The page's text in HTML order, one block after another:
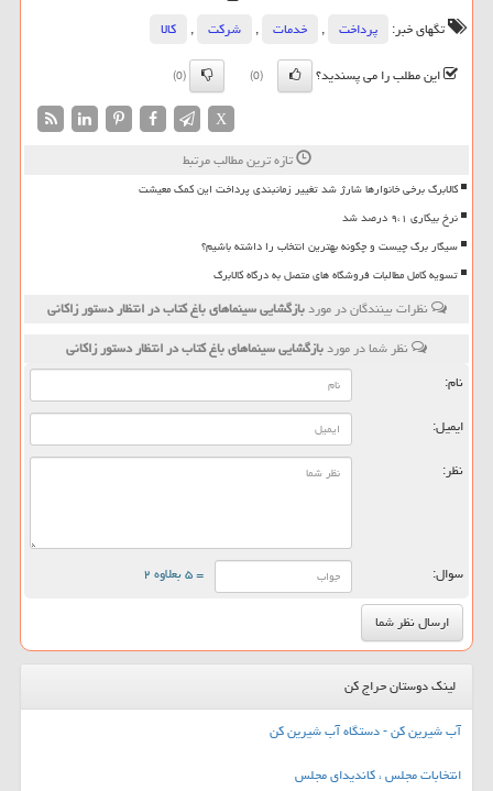
تگهای خبر:
پرداخت , خدمات , شركت ,
كالا
این مطلب را می پسندید؟
(0)
(0)
X
تازه ترین مطالب مرتبط
کالابرگ برخی خانوارها شارژ شد تغییر زمانبندی پرداخت این کمک معیشت
نرخ بیکاری ۹،۱ درصد شد
سیگار برگ چیست و چگونه بهترین انتخاب را داشته باشیم؟
تسویه کامل مطالبات فروشگاه های متصل به درگاه کالابرگ
نظرات بینندگان در موردبازگشایی سینماهای باغ کتاب در انتظار دستور زاکانی
نظر شما در موردبازگشایی سینماهای باغ کتاب در انتظار دستور زاکانی
نام:
ایمیل:
نظر:
سوال: = ۵ بعلاوه ۲
لینک دوستان حراج کن
آب شیرین کن - دستگاه آب شیرین کن
انتخابات مجلس ، کاندیدای مجلس